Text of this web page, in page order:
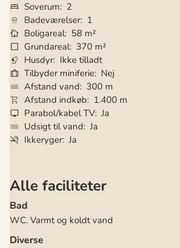
Soverum
2
Badeværelser 1
Boligareal 58 m²
Grundareal 370 m²
Husdyr Ikke tilladt
Tilbyder miniferie Nej
Afstand vand
300 m
Afstand indkøb
1.400 m
Parabol/kabel TV Ja
Udsigt til vand Ja
Ikkeryger Ja
Alle faciliteter
Bad
WC. Varmt og koldt vand
Diverse